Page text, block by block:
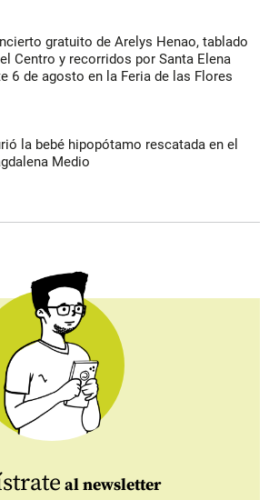
gratuito de Arelys Henao, tablado
Centro y recorridos por Santa Elena
6 de agosto en la Feria de las Flores
la bebé hipopótamo rescatada en el
Medio
al newsletter